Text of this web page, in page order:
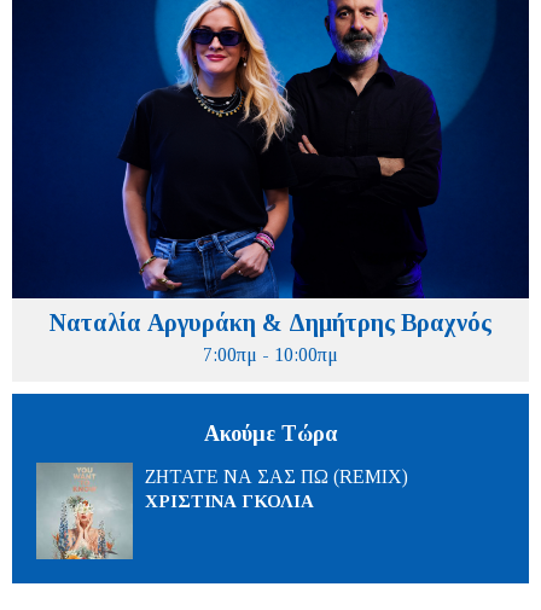
Ναταλία Αργυράκη & Δημήτρης Βραχνός
7:00πμ - 10:00πμ
Ακούμε Τώρα
ΖΗΤΑΤΕ ΝΑ ΣΑΣ ΠΩ (REMIX)
ΧΡΙΣΤΙΝΑ ΓΚΟΛΙΑ